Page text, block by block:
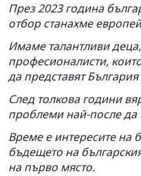
През 2023 година
отбор станахме
Имаме талантливи
професионалисти,
да представят
След толкова години
проблеми най-после
Време е интересите на
бъдещето на
на първо място.